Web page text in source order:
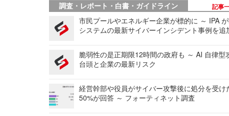
調査・レポート・白書・ガイドライン 記事
市民プールやエネルギー企業が標的に ～ IPA
システムの最新サイバーインシデント事例を追
脆弱性の是正期限12時間の政府も ～ AI 自律型
台頭と企業の最新リスク
経営幹部や役員がサイバー攻撃後に処分を受け
50%が回答 ～ フォーティネット調査